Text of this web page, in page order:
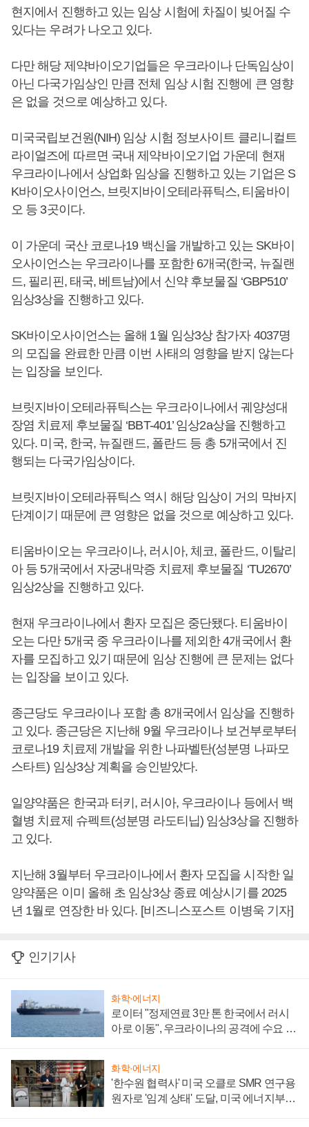
현지에서 진행하고 있는 임상 시험에 차질이 빚어질 수
있다는 우려가 나오고 있다.
다만 해당 제약바이오기업들은 우크라이나 단독임상이
아닌 다국가임상인 만큼 전체 임상 시험 진행에 큰 영향
은 없을 것으로 예상하고 있다.
미국국립보건원(NIH) 임상 시험 정보사이트 클리니컬트
라이얼즈에 따르면 국내 제약바이오기업 가운데 현재
우크라이나에서 상업화 임상을 진행하고 있는 기업은 S
K바이오사이언스, 브릿지바이오테라퓨틱스, 티움바이
오 등 3곳이다.
이 가운데 국산 코로나19 백신을 개발하고 있는 SK바이
오사이언스는 우크라이나를 포함한 6개국(한국, 뉴질랜
드, 필리핀, 태국, 베트남)에서 신약 후보물질 ‘GBP510’
임상3상을 진행하고 있다.
SK바이오사이언스는 올해 1월 임상3상 참가자 4037명
의 모집을 완료한 만큼 이번 사태의 영향을 받지 않는다
는 입장을 보인다.
브릿지바이오테라퓨틱스는 우크라이나에서 궤양성대
장염 치료제 후보물질 ‘BBT-401’ 임상2a상을 진행하고
있다. 미국, 한국, 뉴질랜드, 폴란드 등 총 5개국에서 진
행되는 다국가임상이다.
브릿지바이오테라퓨틱스 역시 해당 임상이 거의 막바지
단계이기 때문에 큰 영향은 없을 것으로 예상하고 있다.
티움바이오는 우크라이나, 러시아, 체코, 폴란드, 이탈리
아 등 5개국에서 자궁내막증 치료제 후보물질 ‘TU2670’
임상2상을 진행하고 있다.
현재 우크라이나에서 환자 모집은 중단됐다. 티움바이
오는 다만 5개국 중 우크라이나를 제외한 4개국에서 환
자를 모집하고 있기 때문에 임상 진행에 큰 문제는 없다
는 입장을 보이고 있다.
종근당도 우크라이나 포함 총 8개국에서 임상을 진행하
고 있다. 종근당은 지난해 9월 우크라이나 보건부로부터
코로나19 치료제 개발을 위한 나파벨탄(성분명 나파모
스타트) 임상3상 계획을 승인받았다.
일양약품은 한국과 터키, 러시아, 우크라이나 등에서 백
혈병 치료제 슈펙트(성분명 라도티닙) 임상3상을 진행하
고 있다.
지난해 3월부터 우크라이나에서 환자 모집을 시작한 일
양약품은 이미 올해 초 임상3상 종료 예상시기를 2025
년 1월로 연장한 바 있다. [비즈니스포스트 이병욱 기자]
인기기사
화학·에너지
로이터 "정제연료 3만 톤 한국에서 러시
아로 이동", 우크라이나의 공격에 수요 늘
화학·에너지
'한수원 협력사' 미국 오클로 SMR 연구용
원자로 '임계 상태' 도달, 미국 에너지부